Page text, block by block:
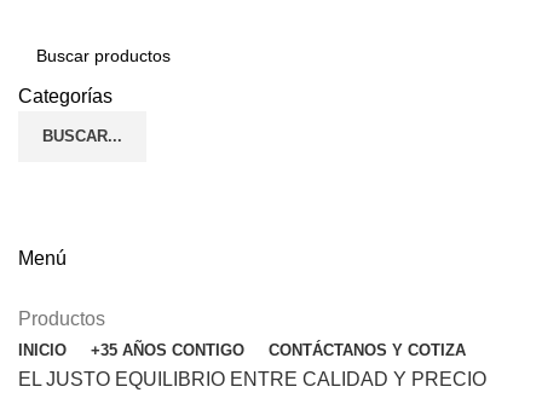
Categorías
BUSCAR...
Menú
Productos
INICIO +35 AÑOS CONTIGO CONTÁCTANOS Y COTIZA
EL JUSTO EQUILIBRIO ENTRE CALIDAD Y PRECIO